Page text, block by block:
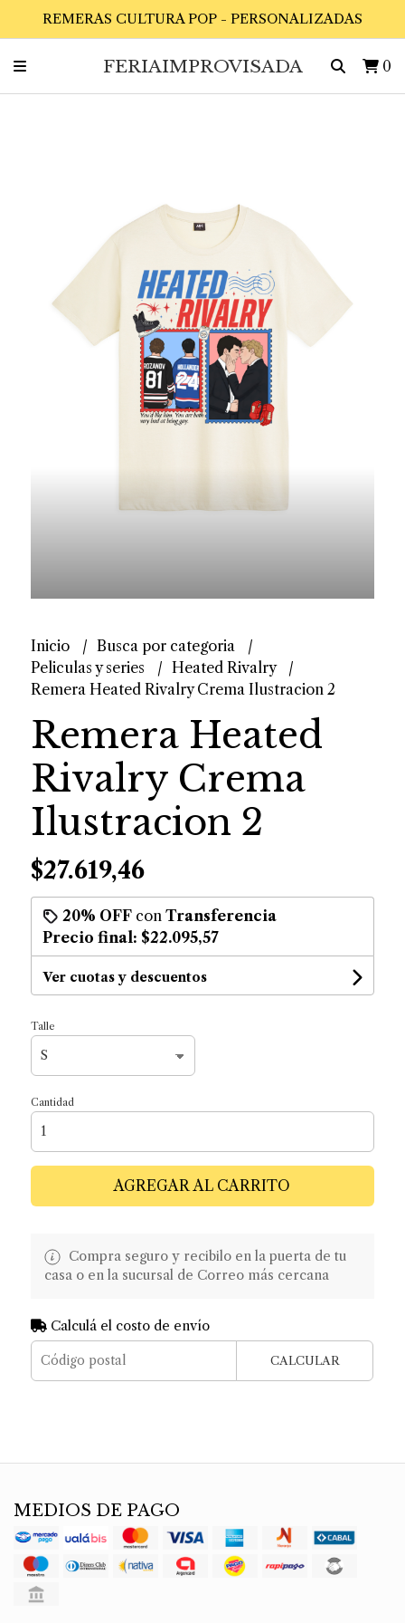
REMERAS CULTURA POP - PERSONALIZADAS
FERIAIMPROVISADA 0
Inicio
Busca por categoria
Peliculas y series
Heated Rivalry
Remera Heated Rivalry Crema Ilustracion 2
Remera Heated
Rivalry Crema
Ilustracion 2
$27.619,46
20% OFFcon Transferencia
Precio final: $22.095,57
Ver cuotas y descuentos
Talle
Cantidad
AGREGAR AL CARRITO
Compra seguro y recibilo en la puerta de tu
casa o en la sucursal de Correo más cercana
Calculá el costo de envío
CALCULAR
MEDIOS DE PAGO